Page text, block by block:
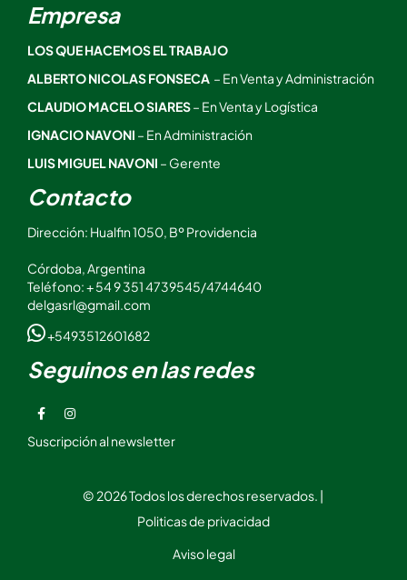
Empresa
LOS QUE HACEMOS EL TRABAJO
ALBERTO NICOLAS FONSECA – En Venta y Administración
CLAUDIO MACELO SIARES– En Venta y Logística
IGNACIO NAVONI – En Administración
LUIS MIGUEL NAVONI – Gerente
Contacto
Dirección: Hualfin 1050, Bº Providencia
Córdoba, Argentina
Teléfono: + 54 9 351 4739545/4744640
delgasrl@gmail.com
+5493512601682
Seguinos en las redes
Suscripción al newsletter
© 2026 Todos los derechos reservados. |
Politicas de privacidad
Aviso legal